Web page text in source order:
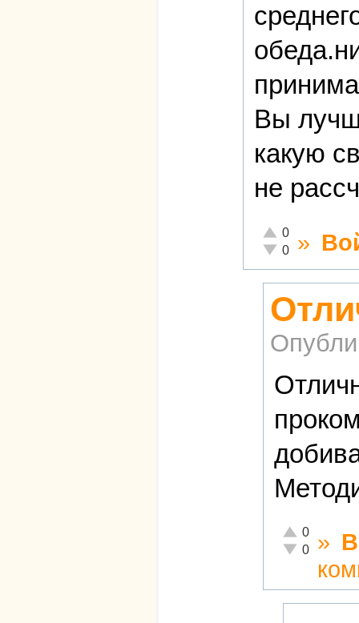
Вы
какую
не
Отлично!
0
Неадекватно!
0 »
Отлично!
0
Неадекватно!
0 »